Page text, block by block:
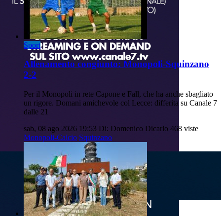
Sport
Allenamento congiunto: Monopoli-Squinzano
2-2
Per il Monopoli in rete Capone e Fall, che ha anche sbagliato
un rigore. Domani amichevole col Lecce: differita su Canale 7
dalle 21
sab, 08 ago 2026 19:53 Di: Domenico Dicarlo 468 viste
Monopoli-Calcio Squinzano